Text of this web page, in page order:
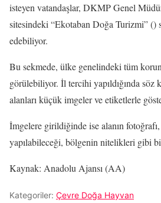
isteyen vatandaşlar, DKMP Genel
sitesindeki “Ekotaban Doğa Turizmi” ()
edebiliyor.
Bu sekmede, ülke genelindeki tüm
görülebiliyor. İl tercihi yapıldığında söz
alanları küçük imgeler ve etiketlerle
İmgelere girildiğinde ise alanın
yapılabileceği, bölgenin nitelikleri gibi
Kaynak: Anadolu Ajansı (AA)
Kategoriler: Çevre Doğa Hayvan